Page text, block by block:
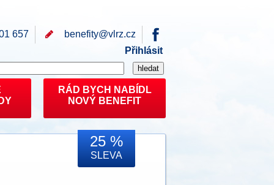
657 benefity@vlrz.cz
Přihlásit
RÁD BYCH NABÍDL
NOVÝ BENEFIT
25 %
SLEVA